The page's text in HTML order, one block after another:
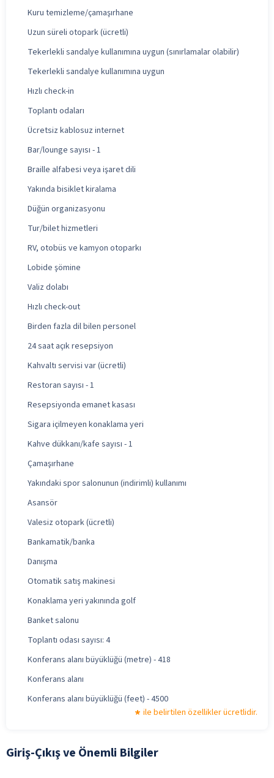
Kuru temizleme/çamaşırhane
Uzun süreli otopark (ücretli)
Tekerlekli sandalye kullanımına uygun (sınırlamalar olabilir)
Tekerlekli sandalye kullanımına uygun
Hızlı check-in
Toplantı odaları
Ücretsiz kablosuz internet
Bar/lounge sayısı - 1
Braille alfabesi veya işaret dili
Yakında bisiklet kiralama
Düğün organizasyonu
Tur/bilet hizmetleri
RV, otobüs ve kamyon otoparkı
Lobide şömine
Valiz dolabı
Hızlı check-out
Birden fazla dil bilen personel
24 saat açık resepsiyon
Kahvaltı servisi var (ücretli)
Restoran sayısı - 1
Resepsiyonda emanet kasası
Sigara içilmeyen konaklama yeri
Kahve dükkanı/kafe sayısı - 1
Çamaşırhane
Yakındaki spor salonunun (indirimli) kullanımı
Asansör
Valesiz otopark (ücretli)
Bankamatik/banka
Danışma
Otomatik satış makinesi
Konaklama yeri yakınında golf
Banket salonu
Toplantı odası sayısı: 4
Konferans alanı büyüklüğü (metre) - 418
Konferans alanı
Konferans alanı büyüklüğü (feet) - 4500
ile belirtilen özellikler ücretlidir.
Giriş-Çıkış ve Önemli Bilgiler